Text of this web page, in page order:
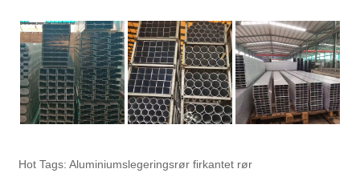
Hot Tags: Aluminiumslegeringsrør firkantet rør